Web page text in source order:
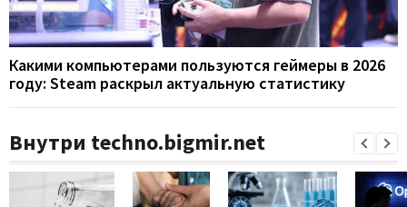
Какими компьютерами пользуются геймеры в 2026
году: Steam раскрыл актуальную статистику
Внутри techno.bigmir.net